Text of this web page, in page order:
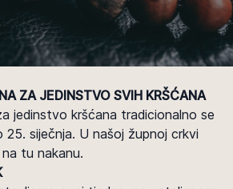
ZA JEDINSTVO SVIH KRŠĆANA
jedinstvo kršćana tradicionalno se
25. siječnja. U našoj župnoj crkvi
tu nakanu.